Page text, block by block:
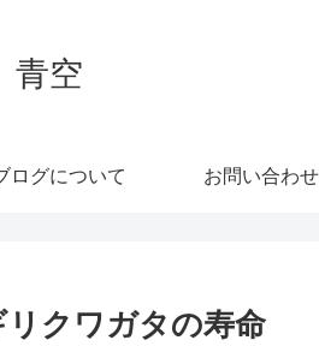
青空
ログについて お問い合わせ
クワガタの寿命